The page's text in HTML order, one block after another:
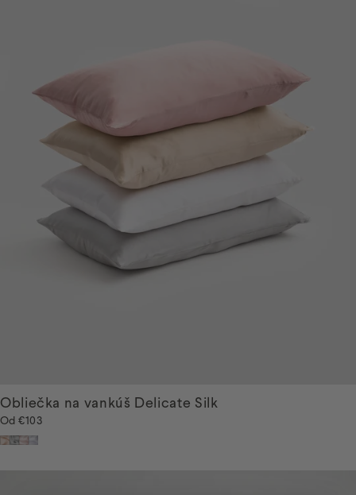
Obliečka na vankúš Delicate Silk
Od €103
Bežová
SiváRužová